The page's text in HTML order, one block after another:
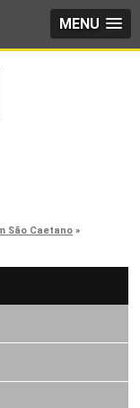
MENU
São Caetano